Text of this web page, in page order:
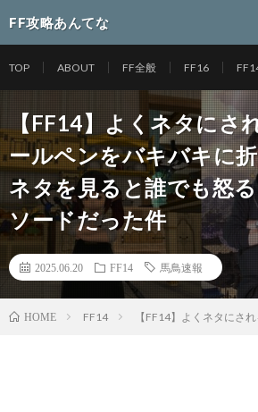
FF攻略あんてな
TOP ABOUT FF全般 FF16
【FF14】よくネタにさ
ールペンをバキバキに
ネタを見ると誰でも怒
ソードだった件
2025.06.20 FF14 馬鳥速報
HOME FF14 【FF14】よくネタにさ